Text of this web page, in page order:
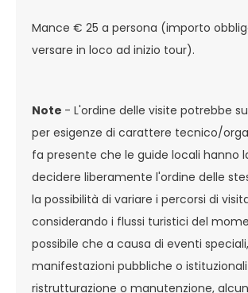
Mance € 25 a persona (importo
versare in loco ad inizio tour).
Note - L'ordine delle visite potrebbe
per esigenze di carattere tecnico/
fa presente che le guide locali hanno
decidere liberamente l'ordine delle
la possibilità di variare i percorsi di
considerando i flussi turistici del
possibile che a causa di eventi
manifestazioni pubbliche o
ristrutturazione o manutenzione,